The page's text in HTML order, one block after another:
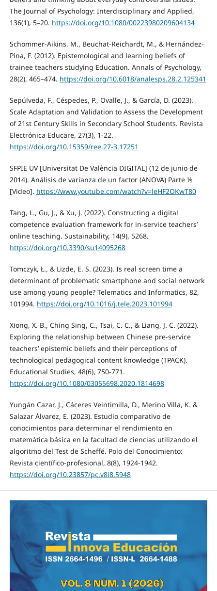
The Journal of Psychology: Interdisciplinary and Applied,
136(1), 5–20. https://doi.org/10.1080/00223980209604134
Schommer-Aikins, M., Beuchat-Reichardt, M., & Hernández-
Pina, F. (2012). Epistemological and learning beliefs of
trainee teachers studying Education. Annals of Psychology,
28(2), 465–474. https://doi.org/10.6018/analesps.28.2.125341
Sepúlveda, F., Céspedes, P., Ovalle, J., & García, D. (2023).
Scale Adaptation and Validation to Assess the Development
of 21st Century Skills in Secondary School Students. Revista
Electrónica Educare, 27(3), 1-22.
https://doi.org/10.15359/ree.27-3.17251
SFPIE UV [Universitat De València DIGITAL] (12 de junio de
2014). Análisis de varianza de un factor (ANOVA) Parte ⅕
[Video]. https://www.youtube.com/watch?v=leHF2OKwT80
Tang, L., Gu, J., & Xu, J. (2022). Constructing a digital
competence evaluation framework for in-service teachers’
online teaching. Sustainability, 14(9), 5268.
https://doi.org/10.3390/su14095268
Tomczyk, Ł., & Lizde, E. S. (2023). Is real screen time a
determinant of problematic smartphone and social network
use among young people? Telematics and Informatics, 82,
101994. https://doi.org/10.1016/j.tele.2023.101994
Xiong, X. B., Ching Sing, C., Tsai, C. C., & Liang, J. C. (2022).
Exploring the relationship between Chinese pre-service
teachers’ epistemic beliefs and their perceptions of
technological pedagogical content knowledge (TPACK).
Educational Studies, 48(6), 750-771.
https://doi.org/10.1080/03055698.2020.1814698
Yungán Cazar, J., Cáceres Veintimilla, D., Merino Villa, K. &
Salazar Álvarez, E. (2023). Estudio comparativo de
conocimientos para determinar el rendimiento en
matemática básica en la facultad de ciencias utilizando el
algoritmo del Test de Scheffé. Polo del Conocimiento:
Revista científico-profesional, 8(8), 1924-1942.
https://doi.org/10.23857/pc.v8i8.5948